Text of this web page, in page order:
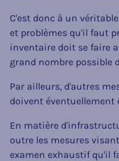
C'est donc à un
et problèmes qu'il faut
inventaire doit se faire
grand nombre possible
Par ailleurs, d'autres
doivent éventuellement
En matière
outre les mesures
examen exhaustif qu'il